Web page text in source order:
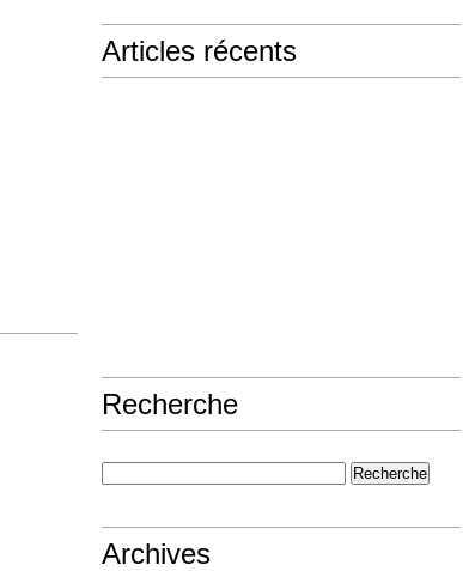
Articles récents
Recherche
Archives